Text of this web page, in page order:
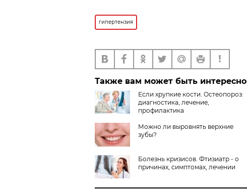
гипертензия
Также вам может быть интересно
Если хрупкие кости. Остеопороз:
диагностика, лечение,
профилактика
Можно ли выровнять верхние
зубы?
Болезнь кризисов. Фтизиатр - о
причинах, симптомах, лечении